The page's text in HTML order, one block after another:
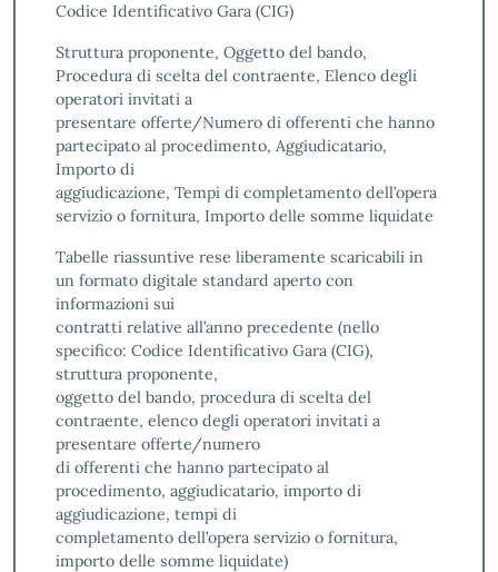
Codice Identificativo Gara (CIG)
Struttura proponente, Oggetto del bando,
Procedura di scelta del contraente, Elenco degli
operatori invitati a
presentare offerte/Numero di offerenti che hanno
partecipato al procedimento, Aggiudicatario,
Importo di
aggiudicazione, Tempi di completamento dell’opera
servizio o fornitura, Importo delle somme liquidate
Tabelle riassuntive rese liberamente scaricabili in
un formato digitale standard aperto con
informazioni sui
contratti relative all’anno precedente (nello
specifico: Codice Identificativo Gara (CIG),
struttura proponente,
oggetto del bando, procedura di scelta del
contraente, elenco degli operatori invitati a
presentare offerte/numero
di offerenti che hanno partecipato al
procedimento, aggiudicatario, importo di
aggiudicazione, tempi di
completamento dell’opera servizio o fornitura,
importo delle somme liquidate)